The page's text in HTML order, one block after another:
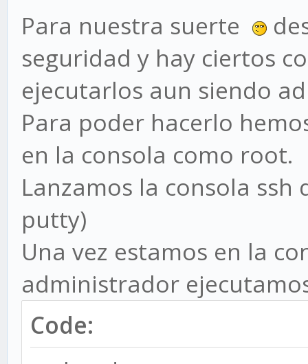
Para nuestra suerte
seguridad y hay ciertos
ejecutarlos aun siendo
Para poder hacerlo
en la consola como root.
Lanzamos la consola
putty)
Una vez estamos en la
administrador
Code: